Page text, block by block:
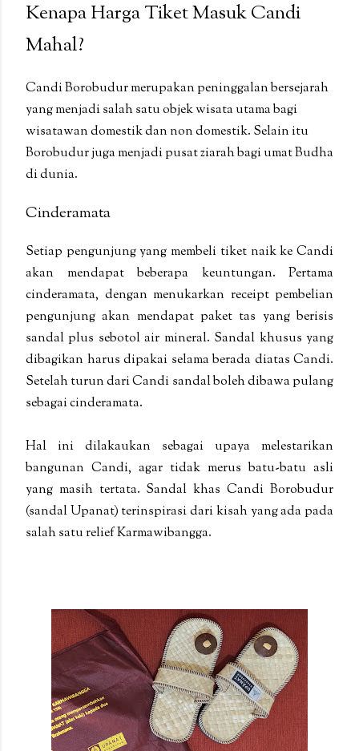
Kenapa Harga Tiket Masuk Candi
Mahal?
Candi Borobudur merupakan peninggalan bersejarah
yang menjadi salah satu objek wisata utama bagi
wisatawan domestik dan non domestik. Selain itu
Borobudur juga menjadi pusat ziarah bagi umat Budha
di dunia.
Cinderamata
Setiap pengunjung yang membeli tiket naik ke Candi
akan mendapat beberapa keuntungan. Pertama
cinderamata, dengan menukarkan receipt pembelian
pengunjung akan mendapat paket tas yang berisis
sandal plus sebotol air mineral. Sandal khusus yang
dibagikan harus dipakai selama berada diatas Candi.
Setelah turun dari Candi sandal boleh dibawa pulang
sebagai cinderamata.
Hal ini dilakaukan sebagai upaya melestarikan
bangunan Candi, agar tidak merus batu-batu asli
yang masih tertata. Sandal khas Candi Borobudur
(sandal Upanat) terinspirasi dari kisah yang ada pada
salah satu relief Karmawibangga.